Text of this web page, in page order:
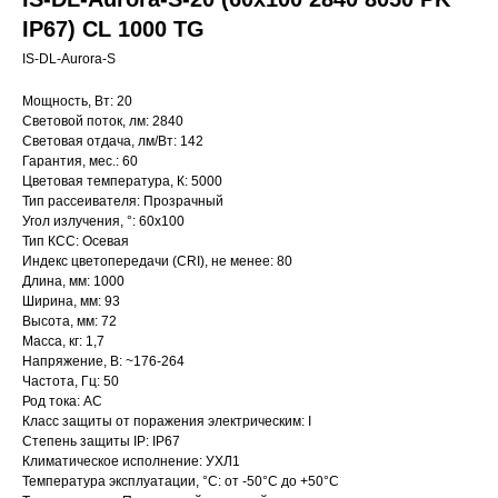
IP67) CL 1000 TG
IS-DL-Aurora-S
Мощность, Вт: 20
Световой поток, лм: 2840
Световая отдача, лм/Вт: 142
Гарантия, мес.: 60
Цветовая температура, К: 5000
Тип рассеивателя: Прозрачный
Угол излучения, °: 60х100
Тип КСС: Осевая
Индекс цветопередачи (CRI), не менее: 80
Длина, мм: 1000
Ширина, мм: 93
Высота, мм: 72
Масса, кг: 1,7
Напряжение, В: ~176-264
Частота, Гц: 50
Род тока: AC
Класс защиты от поражения электрическим: I
Степень защиты IP: IP67
Климатическое исполнение: УХЛ1
Температура эксплуатации, °С: от -50°C до +50°C